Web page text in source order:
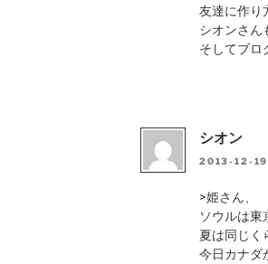
友達に作り
シオンさん
そしてブロ
シオン
2013-12-
>姫さん、
ソウルは東
夏は同じく
今日カナダ